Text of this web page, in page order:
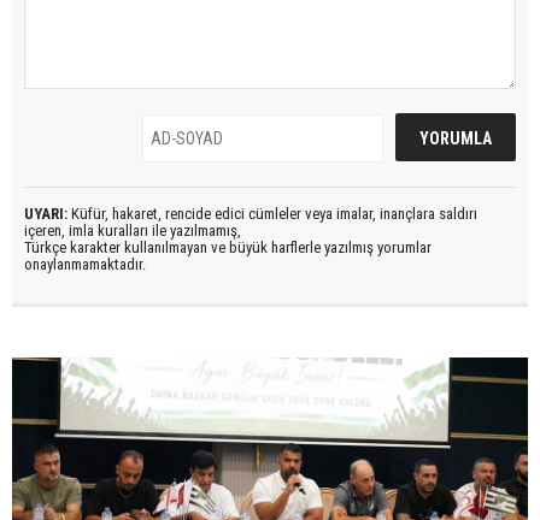
UYARI: Küfür, hakaret, rencide edici cümleler veya imalar, inançlara saldırı
içeren, imla kuralları ile yazılmamış,
Türkçe karakter kullanılmayan ve büyük harflerle yazılmış yorumlar
onaylanmamaktadır.